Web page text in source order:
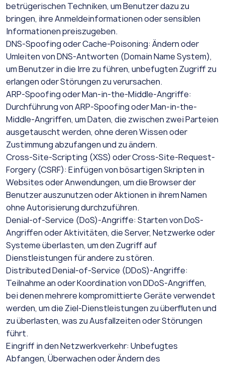
betrügerischen Techniken, um Benutzer dazu zu
bringen, ihre Anmeldeinformationen oder sensiblen
Informationen preiszugeben.
DNS-Spoofing oder Cache-Poisoning: Ändern oder
Umleiten von DNS-Antworten (Domain Name System),
um Benutzer in die Irre zu führen, unbefugten Zugriff zu
erlangen oder Störungen zu verursachen.
ARP-Spoofing oder Man-in-the-Middle-Angriffe:
Durchführung von ARP-Spoofing oder Man-in-the-
Middle-Angriffen, um Daten, die zwischen zwei Parteien
ausgetauscht werden, ohne deren Wissen oder
Zustimmung abzufangen und zu ändern.
Cross-Site-Scripting (XSS) oder Cross-Site-Request-
Forgery (CSRF): Einfügen von bösartigen Skripten in
Websites oder Anwendungen, um die Browser der
Benutzer auszunutzen oder Aktionen in ihrem Namen
ohne Autorisierung durchzuführen.
Denial-of-Service (DoS)-Angriffe: Starten von DoS-
Angriffen oder Aktivitäten, die Server, Netzwerke oder
Systeme überlasten, um den Zugriff auf
Dienstleistungen für andere zu stören.
Distributed Denial-of-Service (DDoS)-Angriffe:
Teilnahme an oder Koordination von DDoS-Angriffen,
bei denen mehrere kompromittierte Geräte verwendet
werden, um die Ziel-Dienstleistungen zu überfluten und
zu überlasten, was zu Ausfallzeiten oder Störungen
führt.
Eingriff in den Netzwerkverkehr: Unbefugtes
Abfangen, Überwachen oder Ändern des